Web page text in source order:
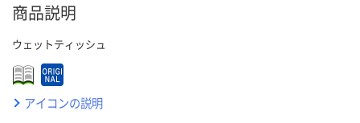
商品説明
ウェットティッシュ
アイコンの説明